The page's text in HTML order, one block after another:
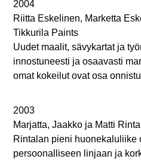
2004
Riitta Eskelinen, Marketta
Tikkurila Paints
Uudet maalit, sävykartat ja
innostuneesti ja osaavasti
omat kokeilut ovat osa
2003
Marjatta, Jaakko ja Matti
Rintalan pieni huonekaluliike
persoonalliseen linjaan ja